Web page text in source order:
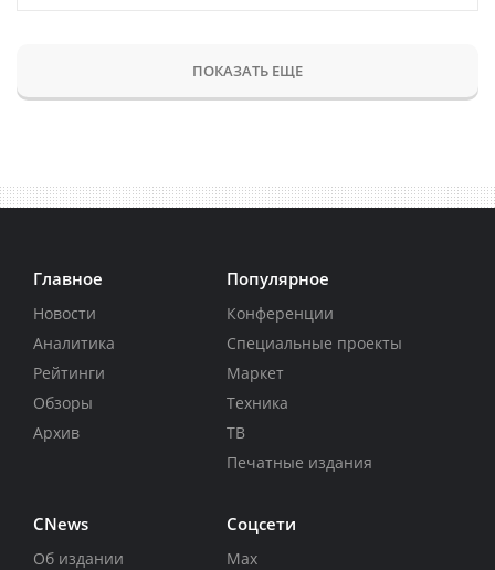
ПОКАЗАТЬ ЕЩЕ
Главное
Новости
Аналитика
Рейтинги
Обзоры
Архив
Популярное
Конференции
Специальные проекты
Маркет
Техника
ТВ
Печатные издания
CNews
Об издании
Соцсети
Max